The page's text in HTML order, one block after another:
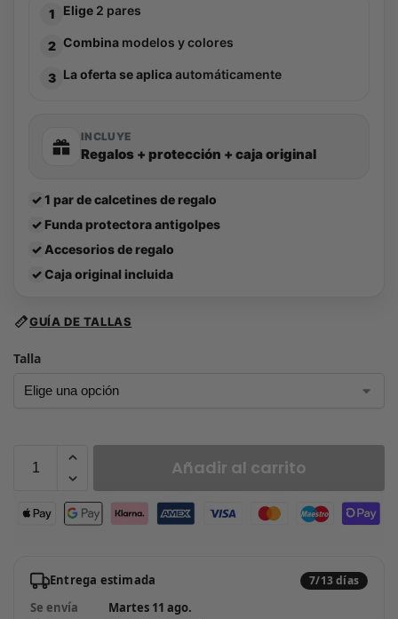
1 Elige 2 pares
2 Combina modelos y colores
3 La oferta se aplicaautomáticamente
INCLUYE
Regalos + protección + caja original
✓1 par de calcetines de regalo
✓ Funda protectora antigolpes
✓ Accesorios de regalo
✓Caja original incluida
GUÍA DE TALLAS
Talla
Añadir al carrito
Entrega estimada 7/13 días
Se envía
Martes 11 ago.